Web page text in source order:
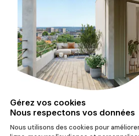
Nos clients
Nos agences
Agences ouvertes sur rendez-vous
18 rue Cauchy
93100 Montreuil
Nous contacter